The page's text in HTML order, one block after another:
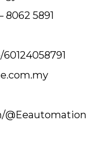
8062 5891
@Eeautomation